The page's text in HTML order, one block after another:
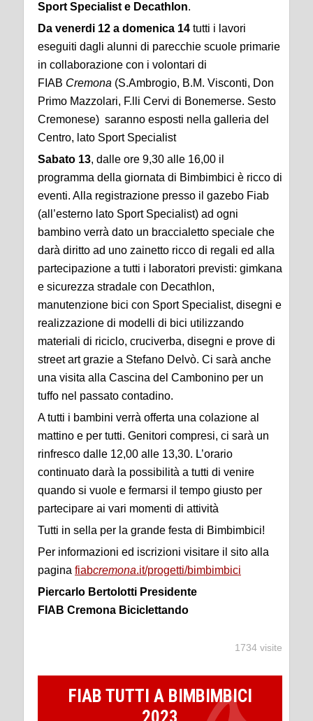
Sport Specialist e Decathlon.
Da venerdi 12 a domenica 14 tutti i lavori
eseguiti dagli alunni di parecchie scuole primarie
in collaborazione con i volontari di
FIAB Cremona (S.Ambrogio, B.M. Visconti, Don
Primo Mazzolari, F.lli Cervi di Bonemerse. Sesto
Cremonese) saranno esposti nella galleria del
Centro, lato Sport Specialist
Sabato 13, dalle ore 9,30 alle 16,00 il
programma della giornata di Bimbimbici è ricco di
eventi. Alla registrazione presso il gazebo Fiab
(all’esterno lato Sport Specialist) ad ogni
bambino verrà dato un braccialetto speciale che
darà diritto ad uno zainetto ricco di regali ed alla
partecipazione a tutti i laboratori previsti: gimkana
e sicurezza stradale con Decathlon,
manutenzione bici con Sport Specialist, disegni e
realizzazione di modelli di bici utilizzando
materiali di riciclo, cruciverba, disegni e prove di
street art grazie a Stefano Delvò. Ci sarà anche
una visita alla Cascina del Cambonino per un
tuffo nel passato contadino.
A tutti i bambini verrà offerta una colazione al
mattino e per tutti. Genitori compresi, ci sarà un
rinfresco dalle 12,00 alle 13,30. L’orario
continuato darà la possibilità a tutti di venire
quando si vuole e fermarsi il tempo giusto per
partecipare ai vari momenti di attività
Tutti in sella per la grande festa di Bimbimbici!
Per informazioni ed iscrizioni visitare il sito alla
pagina fiabcremona.it/progetti/bimbimbici
Piercarlo Bertolotti Presidente
FIAB Cremona Biciclettando
1734 visite
FIAB TUTTI A BIMBIMBICI